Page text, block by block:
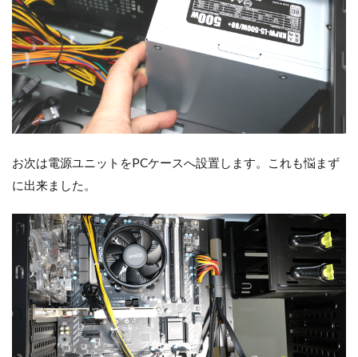
お次は電源ユニットをPCケースへ設置します。これも悩まず
に出来ました。